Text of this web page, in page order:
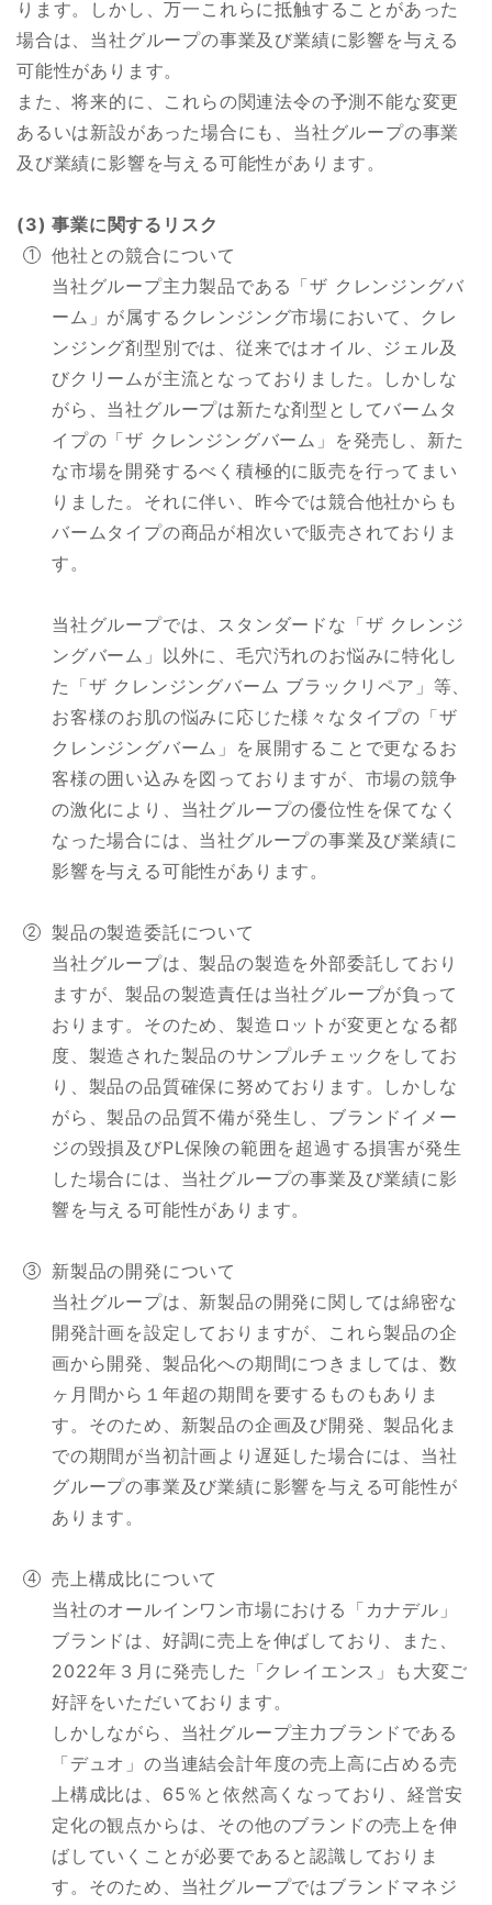
ります。しかし、万一これらに抵触することがあった
場合は、当社グループの事業及び業績に影響を与える
可能性があります。
また、将来的に、これらの関連法令の予測不能な変更
あるいは新設があった場合にも、当社グループの事業
及び業績に影響を与える可能性があります。
(3) 事業に関するリスク
他社との競合について
当社グループ主力製品である「ザ クレンジングバ
ーム」が属するクレンジング市場において、クレ
ンジング剤型別では、従来ではオイル、ジェル及
びクリームが主流となっておりました。しかしな
がら、当社グループは新たな剤型としてバームタ
イプの「ザ クレンジングバーム」を発売し、新た
な市場を開発するべく積極的に販売を行ってまい
りました。それに伴い、昨今では競合他社からも
バームタイプの商品が相次いで販売されておりま
す。
当社グループでは、スタンダードな「ザ クレンジ
ングバーム」以外に、毛穴汚れのお悩みに特化し
た「ザ クレンジングバーム ブラックリペア」等、
お客様のお肌の悩みに応じた様々なタイプの「ザ
クレンジングバーム」を展開することで更なるお
客様の囲い込みを図っておりますが、市場の競争
の激化により、当社グループの優位性を保てなく
なった場合には、当社グループの事業及び業績に
影響を与える可能性があります。
製品の製造委託について
当社グループは、製品の製造を外部委託しており
ますが、製品の製造責任は当社グループが負って
おります。そのため、製造ロットが変更となる都
度、製造された製品のサンプルチェックをしてお
り、製品の品質確保に努めております。しかしな
がら、製品の品質不備が発生し、ブランドイメー
ジの毀損及びPL保険の範囲を超過する損害が発生
した場合には、当社グループの事業及び業績に影
響を与える可能性があります。
新製品の開発について
当社グループは、新製品の開発に関しては綿密な
開発計画を設定しておりますが、これら製品の企
画から開発、製品化への期間につきましては、数
ヶ月間から１年超の期間を要するものもありま
す。そのため、新製品の企画及び開発、製品化ま
での期間が当初計画より遅延した場合には、当社
グループの事業及び業績に影響を与える可能性が
あります。
売上構成比について
当社のオールインワン市場における「カナデル」
ブランドは、好調に売上を伸ばしており、また、
2022年３月に発売した「クレイエンス」も大変ご
好評をいただいております。
しかしながら、当社グループ主力ブランドである
「デュオ」の当連結会計年度の売上高に占める売
上構成比は、65％と依然高くなっており、経営安
定化の観点からは、その他のブランドの売上を伸
ばしていくことが必要であると認識しておりま
す。そのため、当社グループではブランドマネジ